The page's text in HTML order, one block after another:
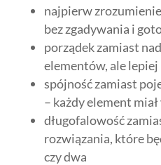
najpierw
bez zgadywania i
porządek zamiast
elementów, ale lepiej
spójność zamiast
– każdy element
długofalowość
rozwiązania, które
czy dwa